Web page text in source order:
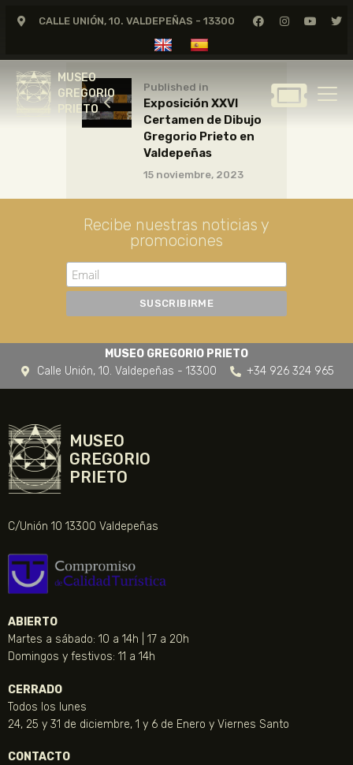
CALLE UNIÓN, 10. VALDEPEÑAS - 13300
MUSEO
GREGORIO
PRIETO
MUSEO
GREGORIO
GREGORIO PRIETO
CERTAMEN DE DIBUJO
FUNDACIÓN
NOTICIAS
Published in
Exposición XXVI
Certamen de Dibujo
Gregorio Prieto en
Valdepeñas
15 noviembre, 2023
Recibe nuestras noticias y
promociones
MUSEO GREGORIO PRIETO
Calle Unión, 10. Valdepeñas - 13300
+34 926 324 965
MUSEO
GREGORIO
PRIETO
C/Unión 10 13300 Valdepeñas
ABIERTO
Martes a sábado: 10 a 14h | 17 a 20h
Domingos y festivos: 11 a 14h
CERRADO
Todos los lunes
24, 25 y 31 de diciembre, 1 y 6 de Enero y Viernes Santo
CONTACTO